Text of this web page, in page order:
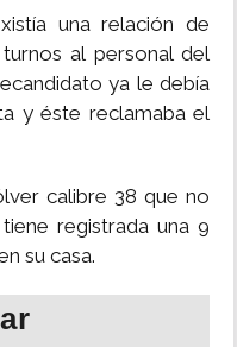
una relación de
al personal del
ya le debía
y éste reclamaba el
calibre 38 que no
registrada una 9
su casa.